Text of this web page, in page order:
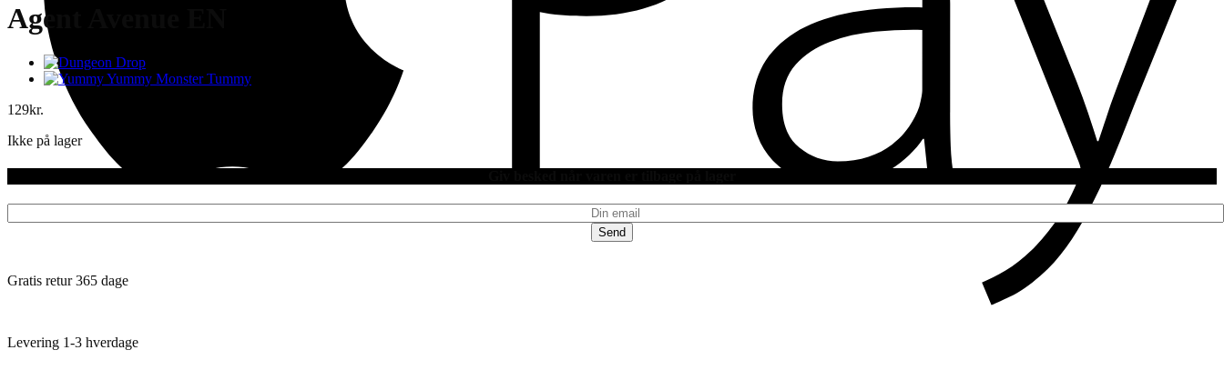
Agent Avenue EN
129kr.
Ikke på lager
Send
Gratis retur 365 dage
Levering 1-3 hverdage